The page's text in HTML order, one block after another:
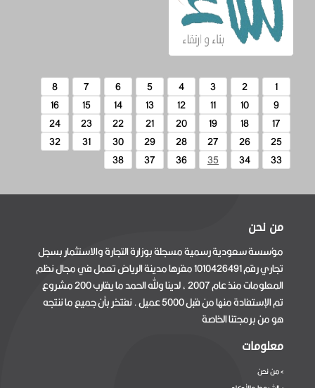
1
2
3
4
5
6
7
8
9
10
11
12
13
14
15
16
17
18
19
20
21
22
23
24
25
26
27
28
29
30
31
32
33
34
35
36
37
38
من نحن
مؤسسة سعودية رسمية مسجلة بوزارة التجارة والاستثمار بسجل
تجاري رقم 1010426491 مقرها مدينة الرياض تعمل في مجال نظم
المعلومات منذ عام 2007 ، لدينا ولله الحمد ما يقارب 200 مشروع
تم الإستفادة منها من قبل 5000 عميل . نفتخر بأن جميع ما ننتجه
هو من برمجتنا الخاصة
معلومات
>من نحن